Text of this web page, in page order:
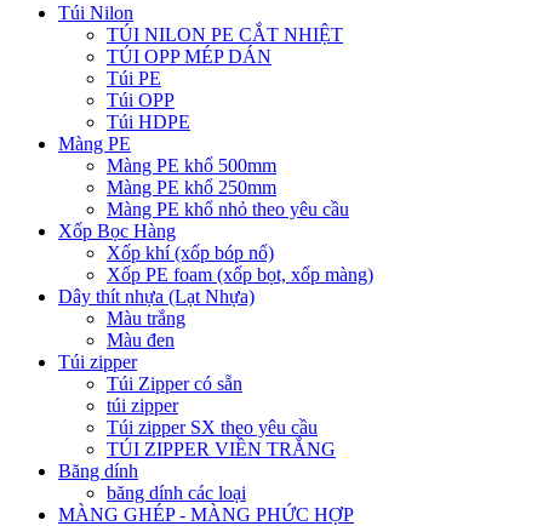
Túi Nilon
TÚI NILON PE CẮT NHIỆT
TÚI OPP MÉP DÁN
Túi PE
Túi OPP
Túi HDPE
Màng PE
Màng PE khổ 500mm
Màng PE khổ 250mm
Màng PE khổ nhỏ theo yêu cầu
Xốp Bọc Hàng
Xốp khí (xốp bóp nổ)
Xốp PE foam (xốp bọt, xốp màng)
Dây thít nhựa (Lạt Nhựa)
Màu trắng
Màu đen
Túi zipper
Túi Zipper có sẵn
túi zipper
Túi zipper SX theo yêu cầu
TÚI ZIPPER VIỀN TRẮNG
Băng dính
băng dính các loại
MÀNG GHÉP - MÀNG PHỨC HỢP